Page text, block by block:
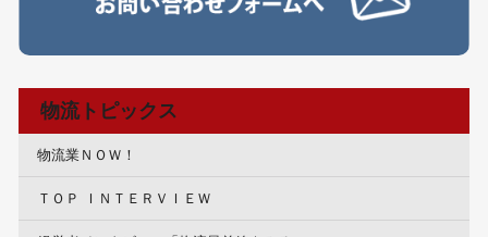
物流トピックス
物流業ＮＯＷ！
ＴＯＰ ＩＮＴＥＲＶＩＥＷ